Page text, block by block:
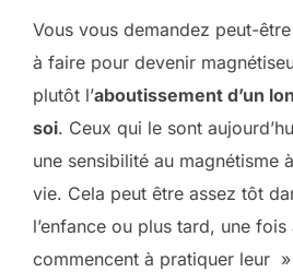
Vous vous demandez peut-
à faire pour devenir
plutôt l’aboutissement d’un
soi. Ceux qui le sont
une sensibilité au magnétisme
vie. Cela peut être assez tôt
l’enfance ou plus tard, une fois
commencent à pratiquer leur